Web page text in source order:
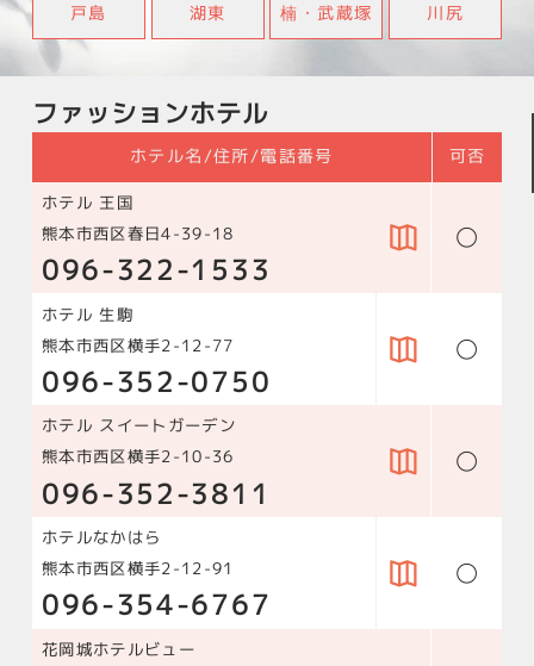
戸島 湖東 楠・武蔵塚 川尻
ファッションホテル
ホテル名/住所/電話番号 可否
ホテル 王国
熊本市西区春日4-39-18
096-322-1533
○
ホテル 生駒
熊本市西区横手2-12-77
096-352-0750
○
ホテル スイートガーデン
熊本市西区横手2-10-36
096-352-3811
○
ホテルなかはら
熊本市西区横手2-12-91
096-354-6767
○
花岡城ホテルビュー